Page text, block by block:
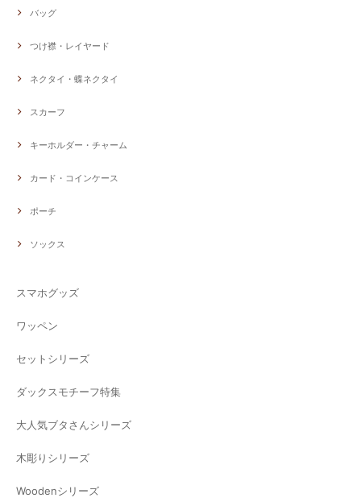
バッグ
つけ襟・レイヤード
ネクタイ・蝶ネクタイ
スカーフ
キーホルダー・チャーム
カード・コインケース
ポーチ
ソックス
スマホグッズ
ワッペン
セットシリーズ
ダックスモチーフ特集
大人気ブタさんシリーズ
木彫りシリーズ
Woodenシリーズ